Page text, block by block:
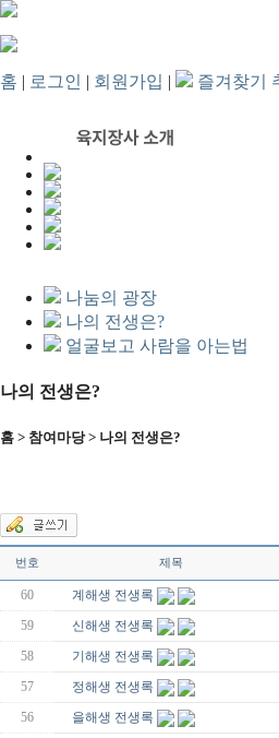
홈 | 로그인 | 회원가입 | 즐겨찾기
나눔의 광장
나의 전생은?
얼굴보고 사람을 아는법
나의 전생은?
홈 > 참여마당 > 나의 전생은?
번호 제목
60 계해생 전생록
59
신해생 전생록
58
기해생 전생록
57
정해생 전생록
56
을해생 전생록